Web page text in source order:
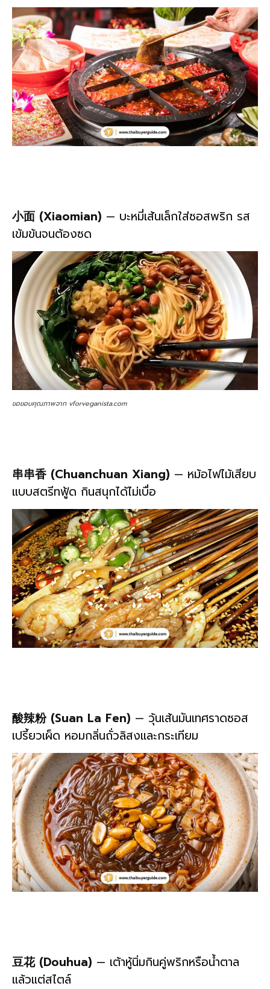
小面 (Xiaomian) — บะหมี่เส้นเล็กใส่ซอสพริก รส
เข้มข้นจนต้องซด
ขอขอบคุณภาพจาก vforveganista.com
串串香 (Chuanchuan Xiang) — หม้อไฟไม้เสียบ
แบบสตรีทฟู้ด กินสนุกได้ไม่เบื่อ
酸辣粉 (Suan La Fen) — วุ้นเส้นมันเทศราดซอส
เปรี้ยวเผ็ด หอมกลิ่นถั่วลิสงและกระเทียม
豆花 (Douhua) — เต้าหู้นิ่มกินคู่พริกหรือน้ำตาล
แล้วแต่สไตล์